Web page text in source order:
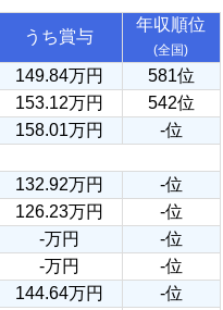
うち賞与
年収順位
(全国)
149.84万円
581位
153.12万円
542位
158.01万円
-位
132.92万円 -位
126.23万円 -位
-万円 -位
-万円 -位
144.64万円 -位